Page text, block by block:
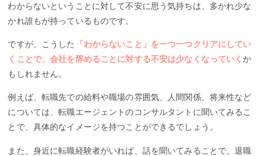
わからないということに対して不安に思う気持ちは、多かれ少な
かれ誰もが持っているものです。
ですが、こうした
「わからないこと」を一つ一つクリアにしてい
くことで、会社を辞めることに対する不安は少なくなっていくか
もしれません。
例えば、転職先での給料や職場の雰囲気、人間関係、将来性など
については、転職エージェントのコンサルタントに聞いてみるこ
とで、具体的なイメージを持つことができるでしょう。
また、身近に転職経験者がいれば、話を聞いてみることで、退職